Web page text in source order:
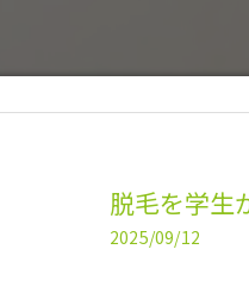
脱毛を学生
2025/09/12